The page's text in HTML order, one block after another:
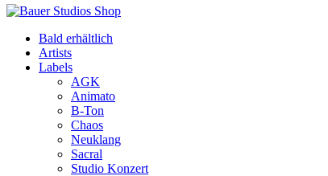
Bald erhältlich
Artists
Labels
AGK
Animato
B-Ton
Chaos
Neuklang
Sacral
Studio Konzert